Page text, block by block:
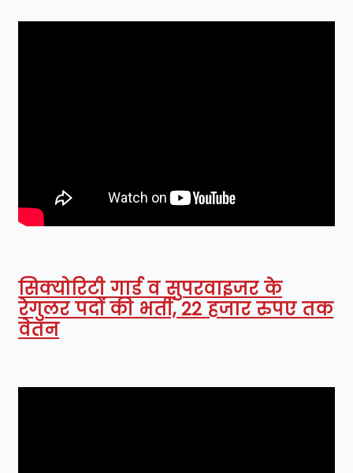
सिक्योरिटी गार्ड व सुपरवाइजर के
रेगुलर पदों की भर्ती, 22 हजार रुपए तक
वेतन